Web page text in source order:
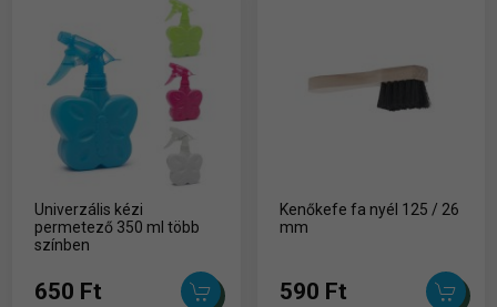
Univerzális kézi
permetező 350 ml több
színben
650 Ft
Kenőkefe fa nyél 125 / 26
mm
590 Ft